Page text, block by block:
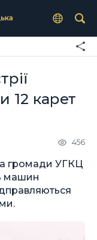
12 карет
456
громади УГКЦ
машин